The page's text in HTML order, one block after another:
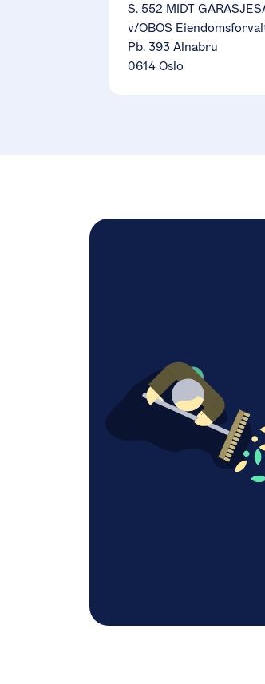
S. 552 MIDT
v/OBOS
Pb. 393 Alnabru
0614 Oslo